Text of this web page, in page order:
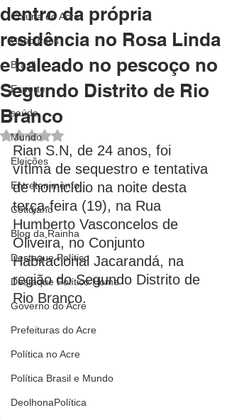
Coluna do Acre
Concursos
Brasil
Esporte
saúde
Mundo
Eleições
Entretenimento
Cotidiano
Blog da Rainha
Destaque Político
Destaque Político Home
Governo do Acre
Prefeituras do Acre
Política no Acre
Política Brasil e Mundo
DeolhonaPolítica
dentro da própria
residência no Rosa Linda
e baleado no pescoço no
Segundo Distrito de Rio
Branco
Avaliado com NaN de 5 estrelas.
Rian S.N, de 24 anos, foi
vítima de sequestro e tentativa
de homicídio na noite desta
terça-feira (19), na Rua
Humberto Vasconcelos de
Oliveira, no Conjunto
Habitacional Jacarandá, na
região do Segundo Distrito de
Rio Branco.